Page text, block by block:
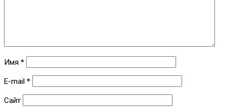
Имя *
E-mail *
Сайт